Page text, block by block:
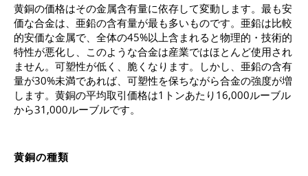
黄銅の価格はその金属含有量に依存して変動します。最も安
価な合金は、亜鉛の含有量が最も多いものです。亜鉛は比較
的安価な金属で、全体の45%以上含まれると物理的・技術的
特性が悪化し、このような合金は産業ではほとんど使用され
ません。可塑性が低く、脆くなります。しかし、亜鉛の含有
量が30%未満であれば、可塑性を保ちながら合金の強度が増
します。黄銅の平均取引価格は1トンあたり16,000ルーブル
から31,000ルーブルです。
黄銅の種類